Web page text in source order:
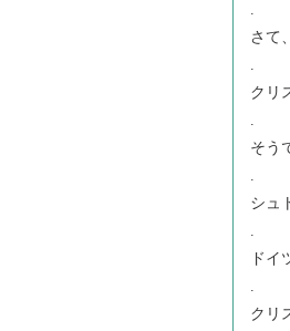
.
さて
.
クリ
.
そう
.
シュ
.
ド
.
クリ